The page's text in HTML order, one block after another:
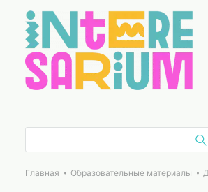
Главная Образовательные материалы